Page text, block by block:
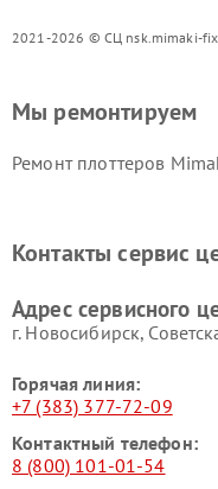
2021-2026 © СЦ nsk.mimaki-
Мы ремонтируем
Ремонт плоттеров
Контакты сервис
Адрес сервисного
г. Новосибирск,
Горячая линия:
+7 (383) 377-72-09
Контактный телефон:
8 (800) 101-01-54